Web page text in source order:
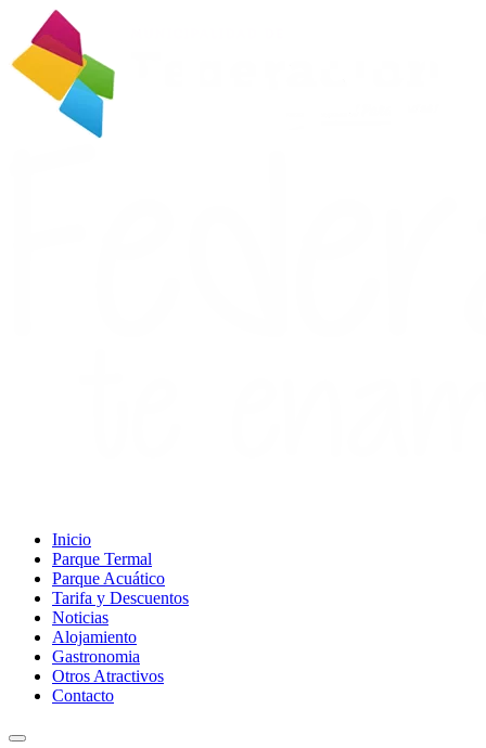
contenido
Inicio
Parque Termal
Parque Acuático
Tarifa y Descuentos
Noticias
Alojamiento
Gastronomia
Otros Atractivos
Contacto